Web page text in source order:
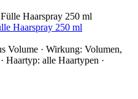
Haarspray 250 ml
Volume · Wirkung: Volumen,
Haartyp: alle Haartypen ·